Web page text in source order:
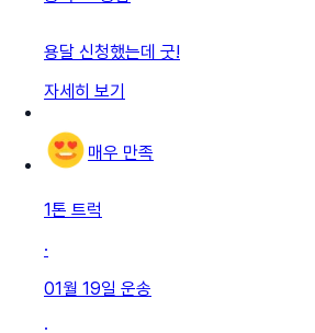
용달 신청했는데 굿!
자세히 보기
매우 만족
1톤 트럭
·
01월 19일 운송
·